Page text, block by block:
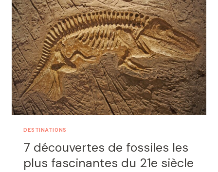
EST
PLUS
VIEUX
QUE
HARVARD
DESTINATIONS
7 découvertes de fossiles les
plus fascinantes du 21e siècle